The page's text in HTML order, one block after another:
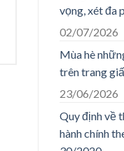
vọng, xét đa
02/07/2026
Mùa hè
trên trang
23/06/2026
Quy định về
hành chính